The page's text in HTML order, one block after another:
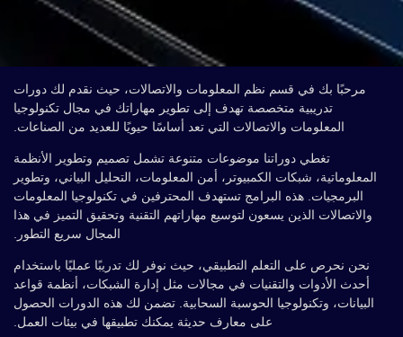
مرحبًا بك في قسم نظم المعلومات والاتصالات، حيث نقدم لك دورات
تدريبية متخصصة تهدف إلى تطوير مهاراتك في مجال تكنولوجيا
المعلومات والاتصالات التي تعد أساسًا حيويًا للعديد من الصناعات.
تغطي دوراتنا موضوعات متنوعة تشمل تصميم وتطوير الأنظمة
المعلوماتية، شبكات الكمبيوتر، أمن المعلومات، التحليل البياني، وتطوير
البرمجيات. هذه البرامج تستهدف المحترفين في تكنولوجيا المعلومات
والاتصالات الذين يسعون لتوسيع مهاراتهم التقنية وتحقيق التميز في هذا
المجال سريع التطور.
نحن نحرص على التعلم التطبيقي، حيث نوفر لك تدريبًا عمليًا باستخدام
أحدث الأدوات والتقنيات في مجالات مثل إدارة الشبكات، أنظمة قواعد
البيانات، وتكنولوجيا الحوسبة السحابية. تضمن لك هذه الدورات الحصول
على معارف حديثة يمكنك تطبيقها في بيئات العمل.